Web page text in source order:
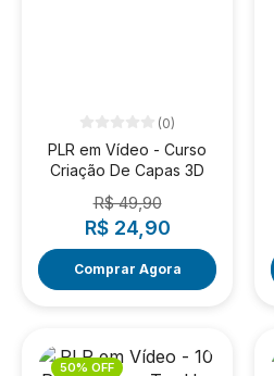
(0)
PLR em Vídeo - Curso
Criação De Capas 3D
R$ 49,90
R$ 24,90
Comprar Agora
50% OFF